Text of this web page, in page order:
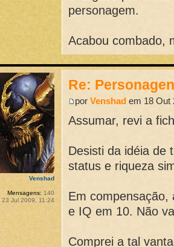
personagem.
Acabou combado,
Re:
porVenshad em 18 Out
Assumar, revi a
Desisti da idéia de
status e riqueza
Em compensação,
e IQ em 10. Não
Comprei a tal
Venshad
Mensagens: 140
23 Jul 2009, 11:24